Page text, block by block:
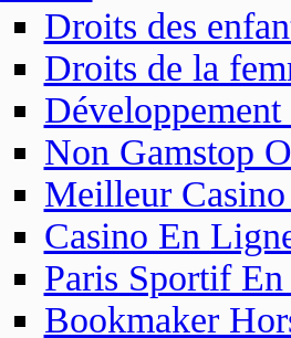
Droits des
Droits de la
Non Gamstop
Meilleur
Casino En
Paris Sportif
Bookmaker